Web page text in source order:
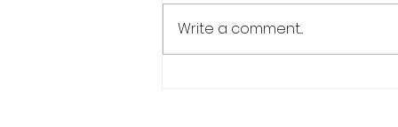
Write a comment...